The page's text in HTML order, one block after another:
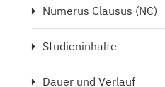
Numerus Clausus (NC)
Studieninhalte
Dauer und Verlauf